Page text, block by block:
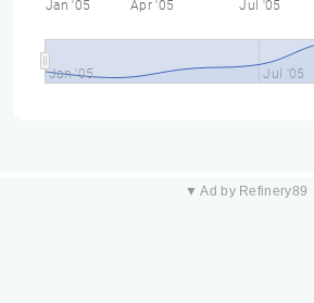
Jan '05 Apr '05 Jul '05
Jan '05 Jul '05
▼ Ad by Refinery89